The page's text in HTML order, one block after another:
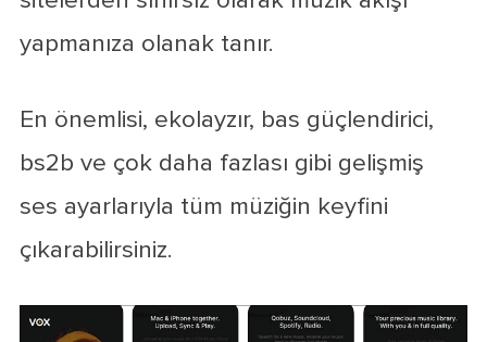
yapmanıza olanak tanır.
En önemlisi, ekolayzır, bas güçlendirici,
bs2b ve çok daha fazlası gibi gelişmiş
ses ayarlarıyla tüm müziğin keyfini
çıkarabilirsiniz.